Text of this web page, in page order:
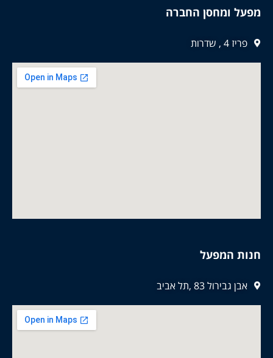
מפעל ומחסן החברה
פריז 4 , שדרות
חנות המפעל
אבן גבירול 83 ,תל אביב